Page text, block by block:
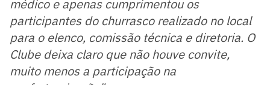
médico e apenas cumprimentou os
participantes do churrasco realizado no local
para o elenco, comissão técnica e diretoria. O
Clube deixa claro que não houve convite,
muito menos a participação na